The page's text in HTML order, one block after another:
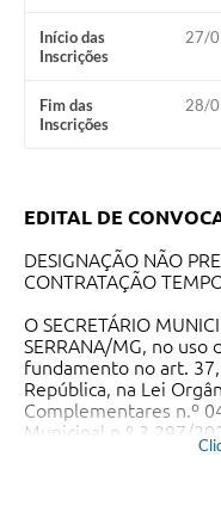
Início das
Inscrições
27/
Fim das
Inscrições
28/
EDITAL DE
DESIGNAÇÃO NÃO
CONTRATAÇÃO
O SECRETÁRIO
SERRANA/MG, no uso
fundamento no art.
República, na Lei
Complementares n.º
Municipal n.º 3.297/
Resolução SEMEC
alterações promovidas